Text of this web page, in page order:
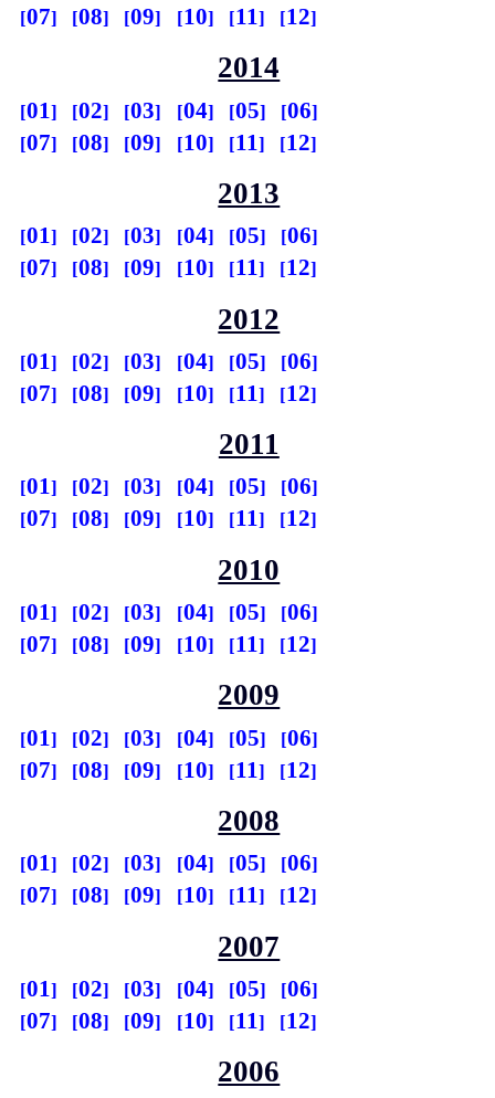
07
08 09 10 11 12
2014
01 02 03 04 05
06
07
08 09 10 11 12
2013
01 02 03 04 05
06
07
08 09 10 11 12
2012
01 02 03 04 05
06
07
08 09 10 11 12
2011
01 02 03 04 05
06
07
08 09 10 11 12
2010
01 02 03 04 05
06
07
08 09 10 11 12
2009
01 02 03 04 05
06
07
08 09 10 11 12
2008
01 02 03 04 05
06
07
08 09 10 11 12
2007
01 02 03 04 05
06
07
08 09 10 11 12
2006